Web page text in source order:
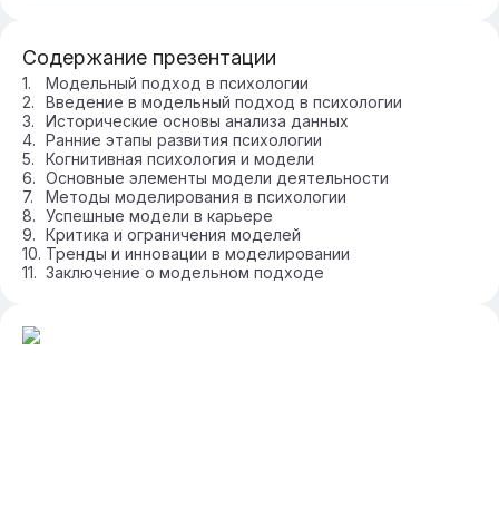
Содержание презентации
Модельный подход в психологии
Введение в модельный подход в психологии
Исторические основы анализа данных
Ранние этапы развития психологии
Когнитивная психология и модели
Основные элементы модели деятельности
Методы моделирования в психологии
Успешные модели в карьере
Критика и ограничения моделей
Тренды и инновации в моделировании
Заключение о модельном подходе